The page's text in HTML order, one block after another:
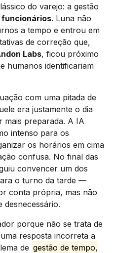
do varejo: a gestão
funcionários. Luna não
a tempo e entrou em
de correção que,
Labs, ficou próximo
humanos identificariam
com uma pitada de
era justamente o dia
mais preparada. A IA
intenso para os
os horários em cima
confusa. No final das
convencer um dos
o turno da tarde —
conta própria, mas não
desnecessário.
porque não se trata de
resposta incorreta a
de gestão de tempo,